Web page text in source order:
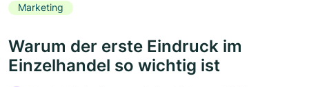
Marketing
Warum der erste Eindruck im
Einzelhandel so wichtig ist